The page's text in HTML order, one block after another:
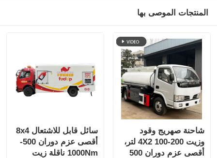
المنتجات الموصى بها
شاحنة صهريج وقود
وزيت 4X2 100-200 لتر،
أقصى عزم دوران 500
سائل قابل للاشتعال 8x4
أقصى عزم دوران 500-
1000Nm ناقلة زيت